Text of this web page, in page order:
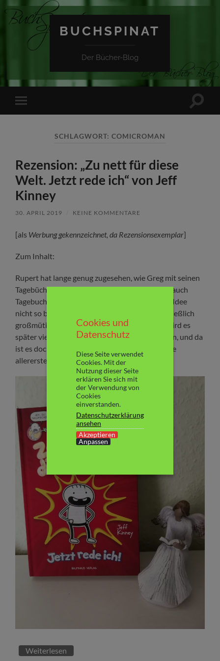
BUCHSPINAT
Der Bücher-Blog
Mobile-
Menü
SCHLAGWORT: COMICROMAN
Rezension: „Zu nett für diese
Welt. Jetzt rede ich“ von Jeff
Kinney
30. APRIL 2019 KEINE KOMMENTARE
[als Werbung gekennzeichnet, da Rezensionsexemplar]
Zum Inhalt:
Rupert hat lange genug zugesehen, wie Greg mit seinen
Tagebüchern erfolgreich ist. Also beschließt er, auch
Tagebuch zu schreiben. Doch Greg findet diese Idee
nicht so besonders gut und erlaubt Rupert schließlich
großmütig, über ihn zu schreiben. Schließlich wird es
später viele berühmte Biografien über ihn geben, und da
ist es doch sinnvoll, wenn sein bester Freund die
allererste Biografie von Greg verewigt…
Weiterlesen
Cookies und
Datenschutz
Diese Seite verwendet
Cookies. Mit der
Nutzung dieser Seite
erklären Sie sich mit
der Verwendung von
Cookies
einverstanden.
Datenschutzerklärung
ansehen
Akzeptieren
Anpassen